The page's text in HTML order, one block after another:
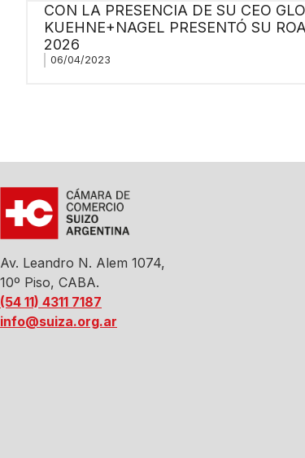
CON LA PRESENCIA DE SU CEO
KUEHNE+NAGEL PRESENTÓ SU
2026
06/04/2023
Av. Leandro N. Alem 1074,
10º Piso, CABA.
(54 11) 4311 7187
info@suiza.org.ar